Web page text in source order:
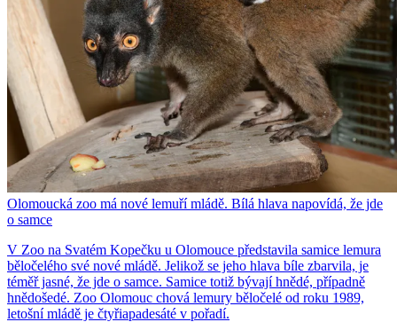
Olomoucká zoo má nové lemuří mládě. Bílá hlava napovídá, že jde
o samce
V Zoo na Svatém Kopečku u Olomouce představila samice lemura
běločelého své nové mládě. Jelikož se jeho hlava bíle zbarvila, je
téměř jasné, že jde o samce. Samice totiž bývají hnědé, případně
hnědošedé. Zoo Olomouc chová lemury běločelé od roku 1989,
letošní mládě je čtyřiapadesáté v pořadí.